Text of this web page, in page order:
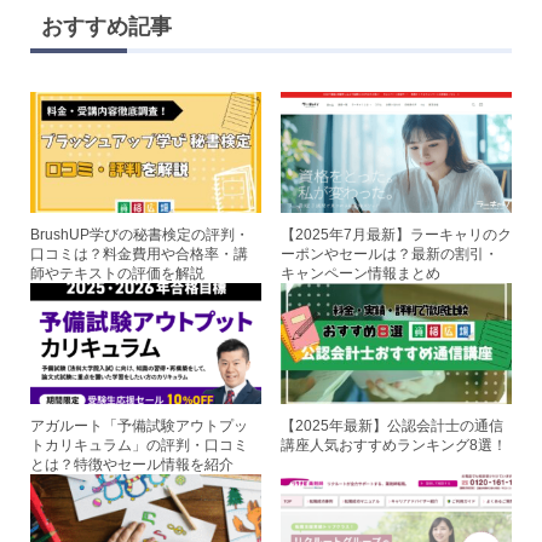
e
tt
er
c
b
o
o
k
st
おすすめ記事
BrushUP学びの秘書検定の評判・
口コミは？料金費用や合格率・講
師やテキストの評価を解説
【2025年7月最新】ラーキャリのク
ーポンやセールは？最新の割引・
キャンペーン情報まとめ
アガルート「予備試験アウトプッ
トカリキュラム」の評判・口コミ
とは？特徴やセール情報を紹介
【2025年最新】公認会計士の通信
講座人気おすすめランキング8選！